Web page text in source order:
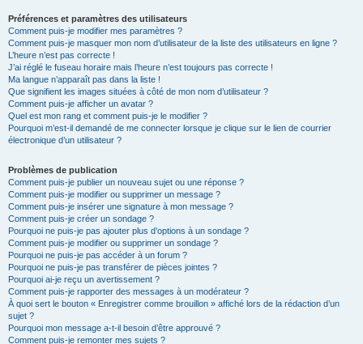
Préférences et paramètres des utilisateurs
Comment puis-je modifier mes paramètres ?
Comment puis-je masquer mon nom d’utilisateur de la liste des utilisateurs en ligne ?
L’heure n’est pas correcte !
J’ai réglé le fuseau horaire mais l’heure n’est toujours pas correcte !
Ma langue n’apparaît pas dans la liste !
Que signifient les images situées à côté de mon nom d’utilisateur ?
Comment puis-je afficher un avatar ?
Quel est mon rang et comment puis-je le modifier ?
Pourquoi m’est-il demandé de me connecter lorsque je clique sur le lien de courrier
électronique d’un utilisateur ?
Problèmes de publication
Comment puis-je publier un nouveau sujet ou une réponse ?
Comment puis-je modifier ou supprimer un message ?
Comment puis-je insérer une signature à mon message ?
Comment puis-je créer un sondage ?
Pourquoi ne puis-je pas ajouter plus d’options à un sondage ?
Comment puis-je modifier ou supprimer un sondage ?
Pourquoi ne puis-je pas accéder à un forum ?
Pourquoi ne puis-je pas transférer de pièces jointes ?
Pourquoi ai-je reçu un avertissement ?
Comment puis-je rapporter des messages à un modérateur ?
À quoi sert le bouton « Enregistrer comme brouillon » affiché lors de la rédaction d’un
sujet ?
Pourquoi mon message a-t-il besoin d’être approuvé ?
Comment puis-je remonter mes sujets ?